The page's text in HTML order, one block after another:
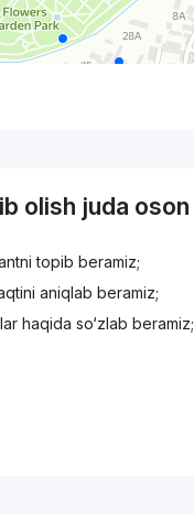
olish juda oson
topib beramiz;
aniqlab beramiz;
haqida so‘zlab beramiz;